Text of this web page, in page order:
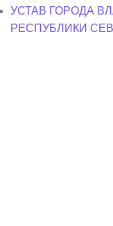
УСТАВ ГОРОДА
РЕСПУБЛИКИ